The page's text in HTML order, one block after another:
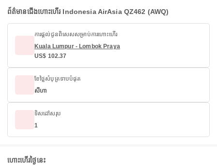
ព័ត៌មានជើងហោះហើរ Indonesia AirAsia QZ462 (AWQ)
ការផ្តល់ជូនពិសេសសម្រាប់ការហោះហើរ
Kuala Lumpur - Lombok Praya
US$ 102.37
ខែថ្លៃសំបុត្រទាបបំផុត
សីហា
ទិសដៅសរុប
1
ហោះហើរថ្ងៃនេះ